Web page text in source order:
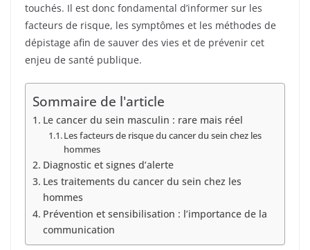
touchés. Il est donc fondamental d’informer sur les
facteurs de risque, les symptômes et les méthodes de
dépistage afin de sauver des vies et de prévenir cet
enjeu de santé publique.
Sommaire de l'article
Le cancer du sein masculin : rare mais réel
Les facteurs de risque du cancer du sein chez les
hommes
Diagnostic et signes d’alerte
Les traitements du cancer du sein chez les
hommes
Prévention et sensibilisation : l’importance de la
communication